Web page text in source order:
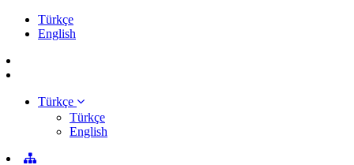
Türkçe
English
Türkçe
Türkçe
English